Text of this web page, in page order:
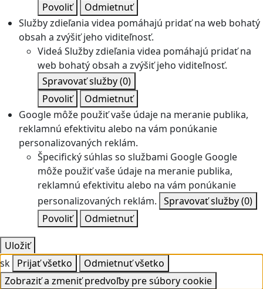
Povoliť
Odmietnuť
Služby zdieľania videa pomáhajú pridať na web bohatý
obsah a zvýšiť jeho viditeľnosť.
Videá Služby zdieľania videa pomáhajú pridať na
web bohatý obsah a zvýšiť jeho viditeľnosť.
Spravovať služby(0)
Povoliť
Odmietnuť
Google môže použiť vaše údaje na meranie publika,
reklamnú efektivitu alebo na vám ponúkanie
personalizovaných reklám.
Špecifický súhlas so službami Google Google
môže použiť vaše údaje na meranie publika,
reklamnú efektivitu alebo na vám ponúkanie
personalizovaných reklám. Spravovať služby(0)
Povoliť
Odmietnuť
Uložiť
sk Prijať všetko
Odmietnuť všetko
Zobraziť a zmeniť predvoľby pre súbory cookie